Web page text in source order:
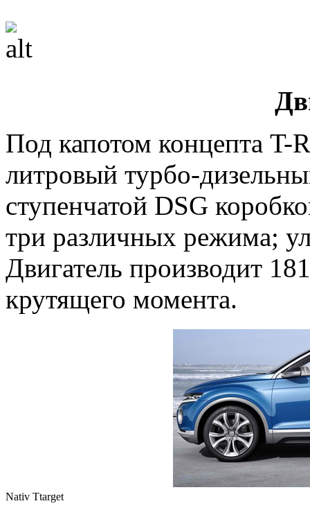
Под капотом концепта T-
литровый турбо-
ступенчатой DSG
три различных режима;
Двигатель производит
крутящего момента.
Nativ Ttarget